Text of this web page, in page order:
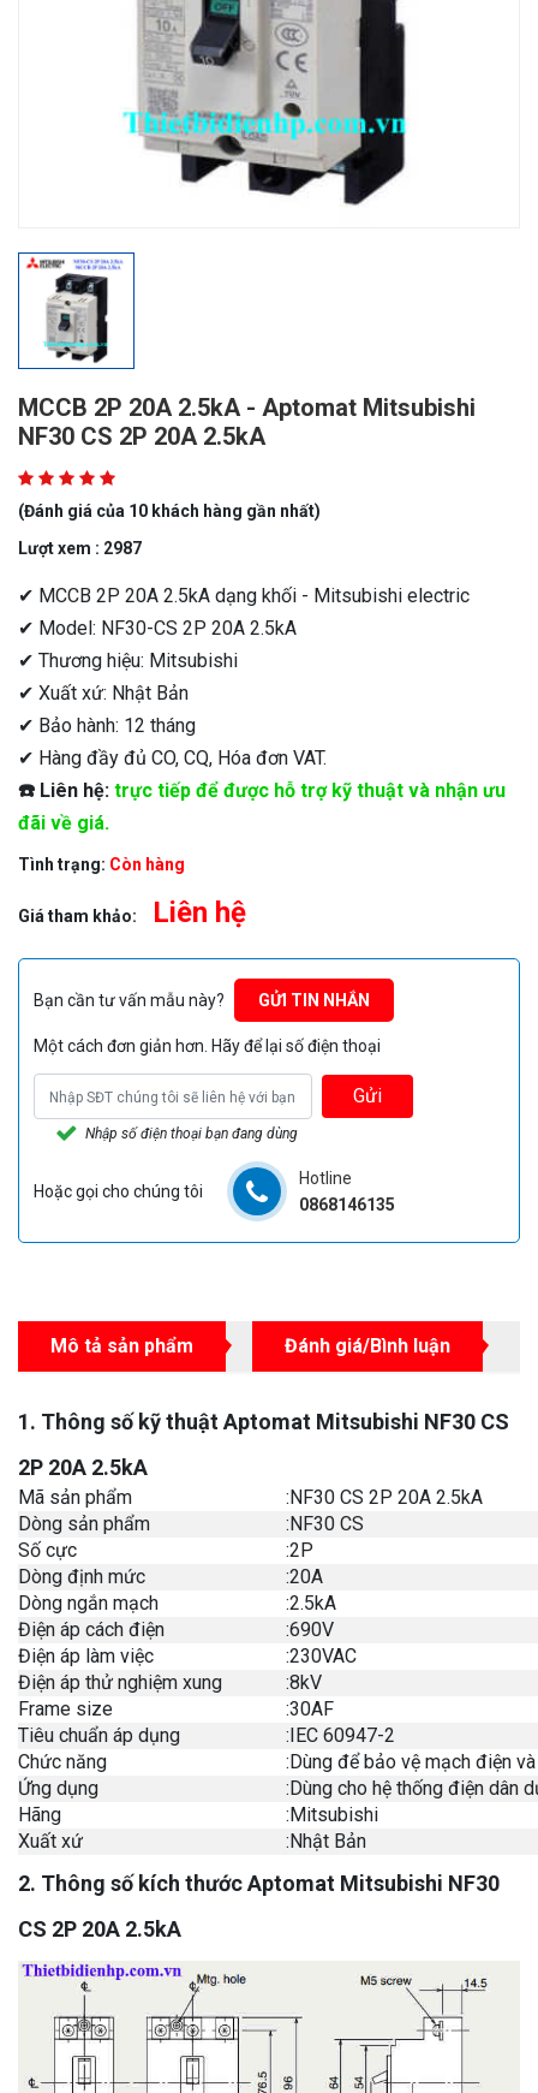
MCCB 2P 20A 2.5kA - Aptomat Mitsubishi
NF30 CS 2P 20A 2.5kA
(Đánh giá của 10 khách hàng gần nhất)
Lượt xem : 2987
✔ MCCB 2P 20A 2.5kA dạng khối - Mitsubishi electric
✔ Model: NF30-CS 2P 20A 2.5kA
✔ Thương hiệu: Mitsubishi
✔ Xuất xứ: Nhật Bản
✔ Bảo hành: 12 tháng
✔ Hàng đầy đủ CO, CQ, Hóa đơn VAT.
☎️ Liên hệ: trực tiếp để được hỗ trợ kỹ thuật và nhận ưu
đãi về giá.
Tình trạng: Còn hàng
Giá tham khảo: Liên hệ
Bạn cần tư vấn mẫu này? GỬI TIN NHẮN
Một cách đơn giản hơn. Hãy để lại số điện thoại
Gửi
Nhập số điện thoại bạn đang dùng
Hoặc gọi cho chúng tôi
Hotline
0868146135
Mô tả sản phẩm Đánh giá/Bình luận
1. Thông số kỹ thuật Aptomat Mitsubishi NF30 CS
2P 20A 2.5kA
Mã sản phẩm :NF30 CS 2P 20A 2.5kA
Dòng sản phẩm
:NF30 CS
Số cực
:2P
Dòng định mức
:20A
Dòng ngắn mạch
:2.5kA
Điện áp cách điện
:690V
Điện áp làm việc
:230VAC
Điện áp thử nghiệm xung
:8kV
Frame size
:30AF
Tiêu chuẩn áp dụng
:IEC 60947-2
Chức năng
:Dùng để bảo vệ mạch điện
Ứng dụng
:Dùng cho hệ thống điện dân
Hãng
:Mitsubishi
Xuất xứ
:Nhật Bản
2. Thông số kích thước Aptomat Mitsubishi NF30
CS 2P 20A 2.5kA